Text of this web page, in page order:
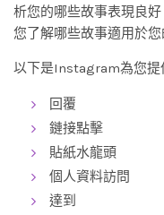
析您的哪些故事表現良
您了解哪些故事適用於
以下是Instagram為您提
回覆
鏈接點擊
貼紙水龍頭
個人資料訪問
達到